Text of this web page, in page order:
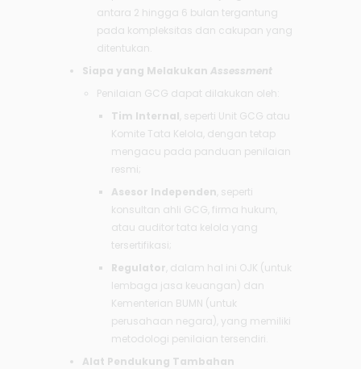
antara 2 hingga 6 bulan tergantung
pada kompleksitas dan cakupan yang
ditentukan.
Siapa yang Melakukan Assessment
Penilaian GCG dapat dilakukan oleh:
Tim Internal , seperti Unit GCG atau
Komite Tata Kelola, dengan tetap
mengacu pada panduan penilaian
resmi;
Asesor Independen , seperti
konsultan ahli GCG, firma hukum,
atau auditor tata kelola yang
tersertifikasi;
Regulator , dalam hal ini OJK (untuk
lembaga jasa keuangan) dan
Kementerian BUMN (untuk
perusahaan negara), yang memiliki
metodologi penilaian tersendiri.
Alat Pendukung Tambahan